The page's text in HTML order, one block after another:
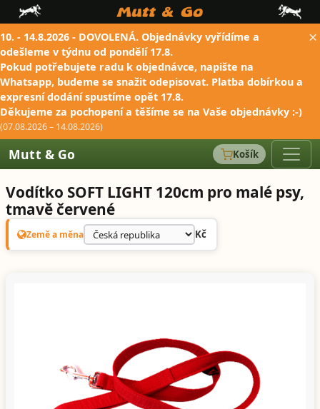
10. - 14.8.2026 - DOVOLENÁ. Objednávky vyřídíme a
odešleme v týdnu od pondělí 17.8.
Pokud potřebujete radu k objednávce, napište na
Whatsapp, budeme se snažit odepisovat. Platba dobírkou a
expresní dodání spustíme opět 17.8.
Děkujeme za pochopení a těšíme se na Vaše objednávky :-)
(07.08.2026 – 14.08.2026)
×
Mutt & Go Košík
Vodítko SOFT LIGHT 120cm pro malé psy,
tmavě červené
Země a měna Kč